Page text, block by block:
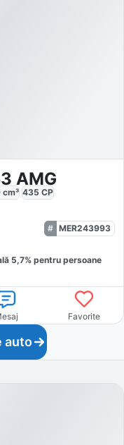
AMG
cm³ 435 CP
MER243993
5,7% pentru persoane
Favorite
auto